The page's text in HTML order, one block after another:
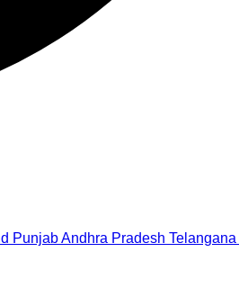
PunjabAndhra Pradesh Telangana